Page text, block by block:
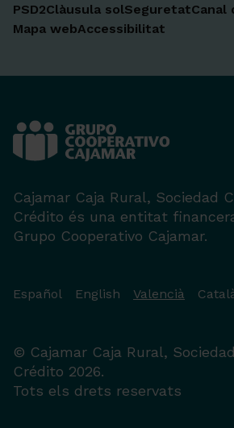
PSD2Clàusula solSeguretatCanal
Mapa webAccessibilitat
Cajamar Caja Rural, Sociedad
Crédito és una entitat
Grupo Cooperativo Cajamar.
Español English Valencià
© Cajamar Caja Rural,
Crédito 2026.
Tots els drets reservats